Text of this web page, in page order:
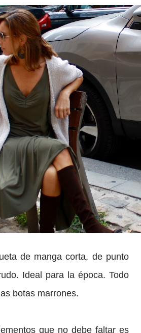
de manga corta, de punto
Ideal para la época. Todo
botas marrones.
que no debe faltar es